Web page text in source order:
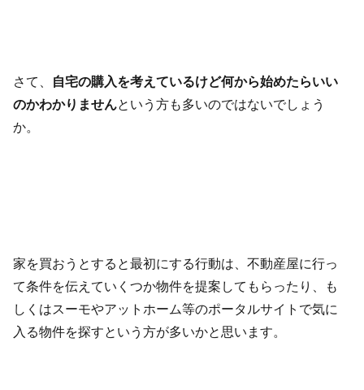
さて、 自宅の購入を考えているけど何から始めたらいい
のかわかりませんという方も多いのではないでしょう
か。
家を買おうとすると最初にする行動は、不動産屋に行っ
て条件を伝えていくつか物件を提案してもらったり、も
しくはスーモやアットホーム等のポータルサイトで気に
入る物件を探すという方が多いかと思います。